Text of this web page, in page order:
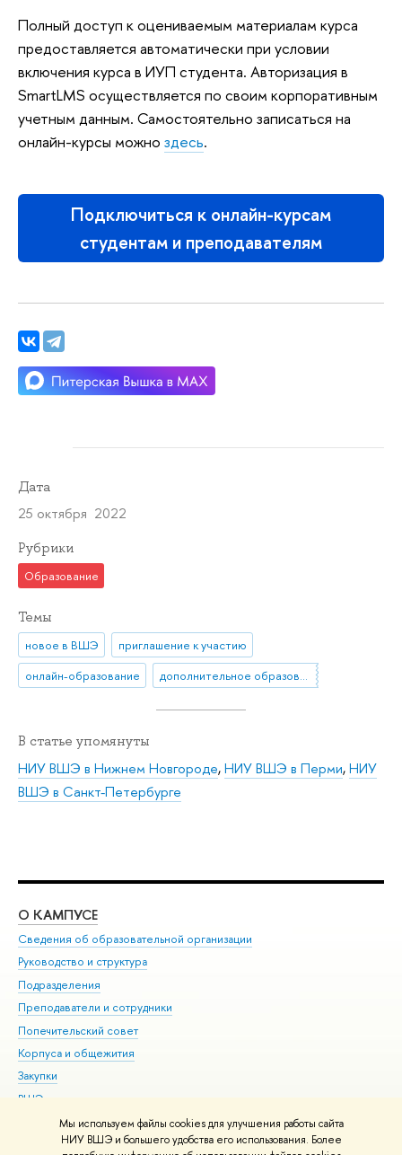
Мы используем файлы cookies для улучшения работы сайта
НИУ ВШЭ и большего удобства его использования. Более
Полный доступ к оцениваемым материалам курса
предоставляется автоматически при условии
включения курса в ИУП студента. Авторизация в
SmartLMS осуществляется по своим корпоративным
учетным данным. Самостоятельно записаться на
онлайн-курсы можно здесь.
Подключиться к онлайн-курсам
студентам и преподавателям
Дата
25 октября 2022
Рубрики
Образование
Темы
новое в ВШЭ
приглашение к участию
онлайн-образование
дополнительное образование
В статье упомянуты
НИУ ВШЭ в Нижнем Новгороде,НИУ ВШЭ в Перми,НИУ
ВШЭ в Санкт-Петербурге
О КАМПУСЕ
Сведения об образовательной организации
Руководство и структура
Подразделения
Преподаватели и сотрудники
Попечительский совет
Корпуса и общежития
Закупки
ВШЭ для студентов с ограниченными возможностями
здоровья и инвалидностью
Версия для слабовидящих